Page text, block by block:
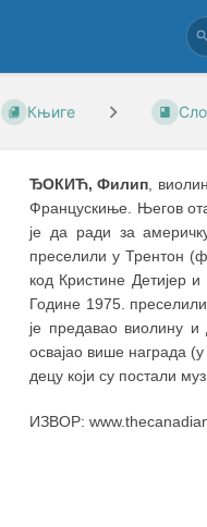
Књиге
ЂОКИЋ, Филип,
Францускиње. Његов
је да ради за
преселили у Трентон
код Кристине Детијер
Године 1975.
је предавао виолину
освајао више награда
децу који су постали
ИЗВОР: